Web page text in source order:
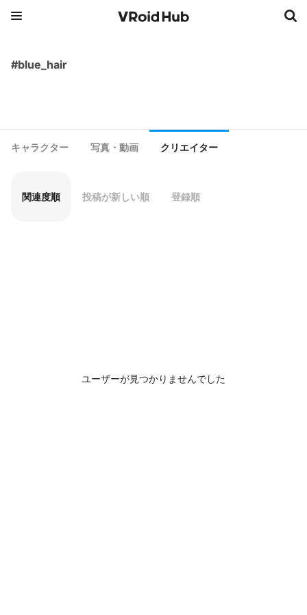
#blue_hair
キャラクター 写真・動画 クリエイター
関連度順 投稿が新しい順 登録順
ユーザーが見つかりませんでした